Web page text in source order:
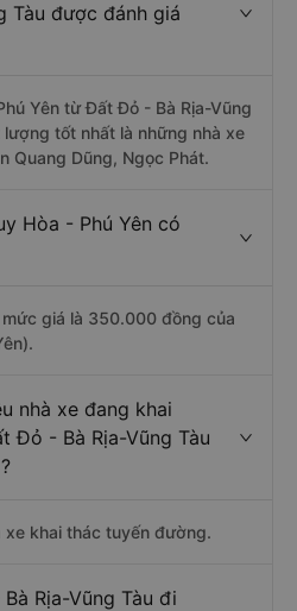
Tàu được đánh giá
Yên từ Đất Đỏ - Bà Rịa-Vũng
tốt nhất là những nhà xe
Quang Dũng, Ngọc Phát.
Hòa - Phú Yên có
giá là 350.000 đồng của
nhà xe đang khai
Đỏ - Bà Rịa-Vũng Tàu
xe khai thác tuyến đường.
Rịa-Vũng Tàu đi